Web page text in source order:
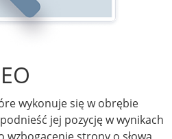
wykonuje się w obrębie
jej pozycję w wynikach
wzbogacenie strony o słowa